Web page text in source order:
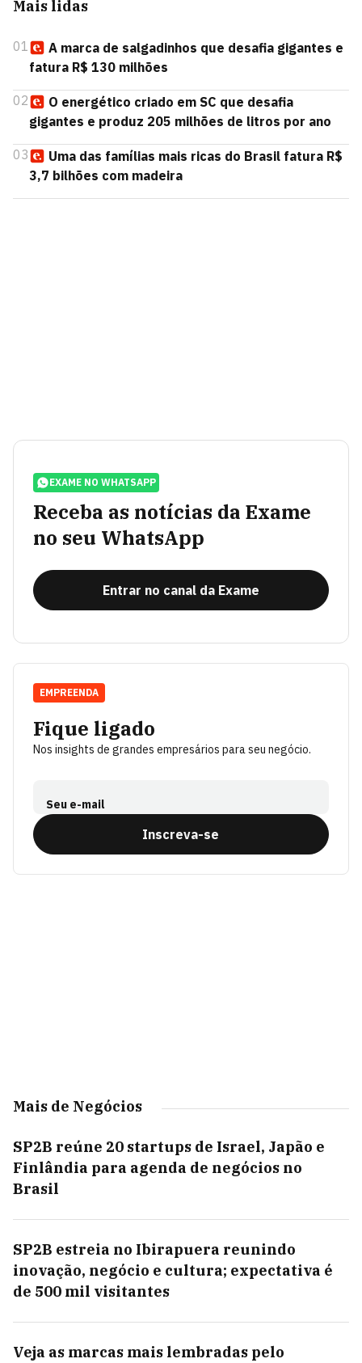
Mais lidas
01
A marca de salgadinhos que desafia gigantes e
fatura R$ 130 milhões
02
O energético criado em SC que desafia
gigantes e produz 205 milhões de litros por ano
03
Uma das famílias mais ricas do Brasil fatura R$
3,7 bilhões com madeira
EXAME NO WHATSAPP
Receba as notícias da Exame
no seu WhatsApp
Entrar no canal da Exame
Fique ligado
Nos insights de grandes empresários para seu negócio.
Seu e-mail
Inscreva-se
EMPREENDA
Mais de Negócios
SP2B reúne 20 startups de Israel, Japão e
Finlândia para agenda de negócios no
Brasil
SP2B estreia no Ibirapuera reunindo
inovação, negócio e cultura; expectativa é
de 500 mil visitantes
Veja as marcas mais lembradas pelo